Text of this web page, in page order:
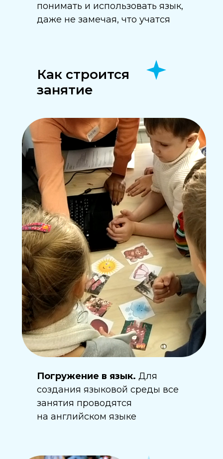
понимать и использовать язык,
даже не замечая, что учатся
Как строится
занятие
Погружение в язык. Для
создания языковой среды все
занятия проводятся
на английском языке